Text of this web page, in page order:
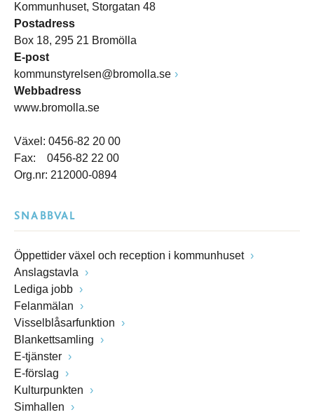
Kommunhuset, Storgatan 48
Postadress
Box 18, 295 21 Bromölla
E-post
kommunstyrelsen@bromolla.se
Webbadress
www.bromolla.se
Växel: 0456-82 20 00
Fax: 0456-82 22 00
Org.nr: 212000-0894
SNABBVAL
Öppettider växel och reception i kommunhuset
Anslagstavla
Lediga jobb
Felanmälan
Visselblåsarfunktion
Blankettsamling
E-tjänster
E-förslag
Kulturpunkten
Simhallen